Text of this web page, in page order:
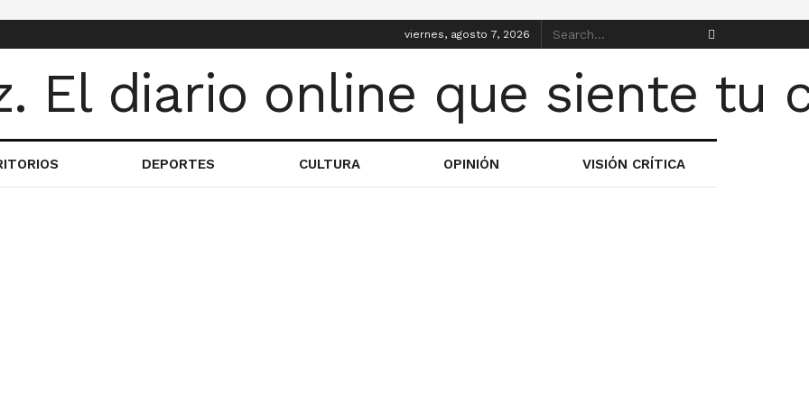
viernes, agosto 7, 2026
DEPORTES CULTURA OPINIÓN VISIÓN CRÍTICA